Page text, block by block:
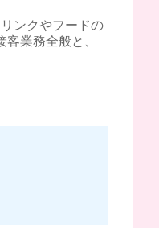
ンクやフードの
業務全般と、